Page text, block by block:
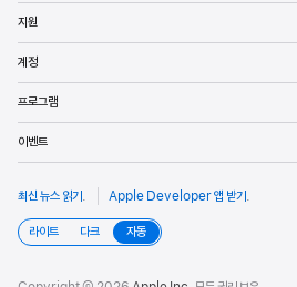
지원
계정
프로그램
이벤트
최신 뉴스 읽기 . Apple Developer 앱 받기 .
라이트 다크 자동